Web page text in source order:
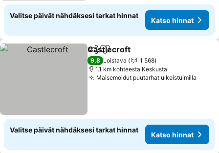
Valitse päivät nähdäksesi tarkat hinnat
Katso hinnat
Jaa Lisää suosikkeihin
Castlecroft
9,8 Loistava
1 568
1.1 km kohteesta Keskusta
Maisemoidut puutarhat ulkoistuimilla
Valitse päivät nähdäksesi tarkat hinnat
Katso hinnat